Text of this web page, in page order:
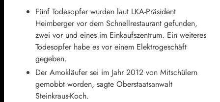
Fünf Todesopfer wurden laut LKA-Präsident
Heimberger vor dem Schnellrestaurant gefunden,
zwei vor und eines im Einkaufszentrum. Ein weiteres
Todesopfer habe es vor einem Elektrogeschäft
gegeben.
Der Amokläufer sei im Jahr 2012 von Mitschülern
gemobbt worden, sagte Oberstaatsanwalt
Steinkraus-Koch.